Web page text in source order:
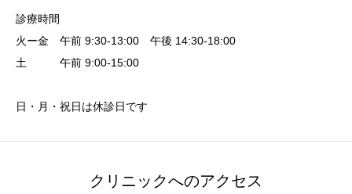
診療時間
火ー金 午前 9:30-13:00 午後 14:30-18:00
土 午前 9:00-15:00
日・月・祝日は休診日です
クリニックへのアクセス